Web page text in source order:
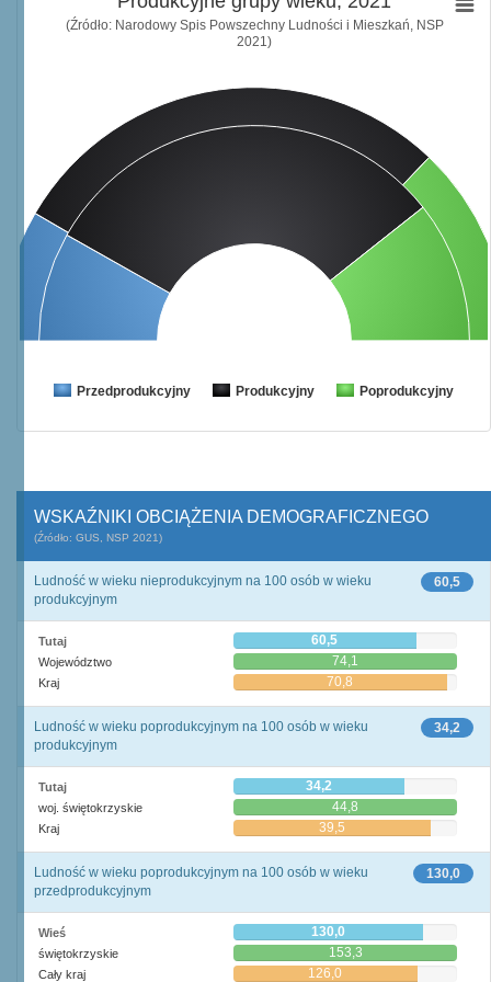
(Źródło: Narodowy Spis Powszechny Ludności i Mieszkań, NSP
2021)
Przedprodukcyjny Produkcyjny Poprodukcyjny
WSKAŹNIKI OBCIĄŻENIA DEMOGRAFICZNEGO
(Źródło: GUS, NSP 2021)
60,5
Ludność w wieku nieprodukcyjnym na 100 osób w wieku
produkcyjnym
Tutaj 60,5
Województwo 74,1
Kraj 70,8
34,2
Ludność w wieku poprodukcyjnym na 100 osób w wieku
produkcyjnym
Tutaj 34,2
woj. świętokrzyskie 44,8
Kraj 39,5
130,0
Ludność w wieku poprodukcyjnym na 100 osób w wieku
przedprodukcyjnym
Wieś 130,0
świętokrzyskie 153,3
Cały kraj 126,0